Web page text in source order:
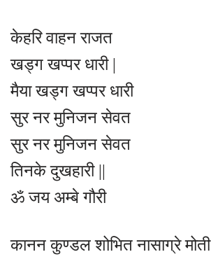
केहरि वाहन राजत
खड्ग खप्पर धारी |
मैया खड्ग खप्पर धारी
सुर नर मुनिजन सेवत
सुर नर मुनिजन सेवत
तिनके दुखहारी ||
ॐ जय अम्बे गौरी
कानन कुण्डल शोभित नासाग्रे मोती